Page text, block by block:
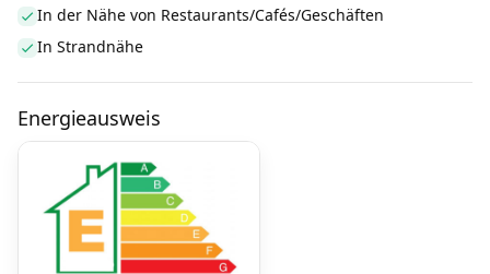
In der Nähe von Restaurants/Cafés/Geschäften
In Strandnähe
Energieausweis